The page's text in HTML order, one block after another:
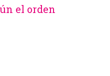
el orden